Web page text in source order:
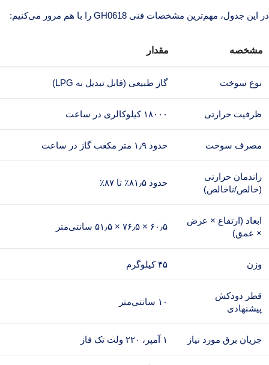
در این جدول، مهم‌ترین مشخصات فنی GH0618 را با هم مرور می‌کنیم:
مشخصه مقدار
نوع سوخت گاز طبیعی (قابل تبدیل به LPG)
ظرفیت حرارتی ۱۸۰۰۰ کیلوکالری در ساعت
مصرف سوخت حدود ۱٫۹ متر مکعب گاز در ساعت
راندمان حرارتی
(خالص/ناخالص)
حدود ۸۱٫۵٪ تا ۸۷٪
ابعاد (ارتفاع × عرض
× عمق)
۶۰٫۵ × ۷۶٫۵ × ۵۱٫۵ سانتی‌متر
وزن ۴۵ کیلوگرم
قطر دودکش
پیشنهادی
۱۰ سانتی‌متر
جریان برق مورد نیاز ۱ آمپر، ۲۲۰ ولت تک فاز